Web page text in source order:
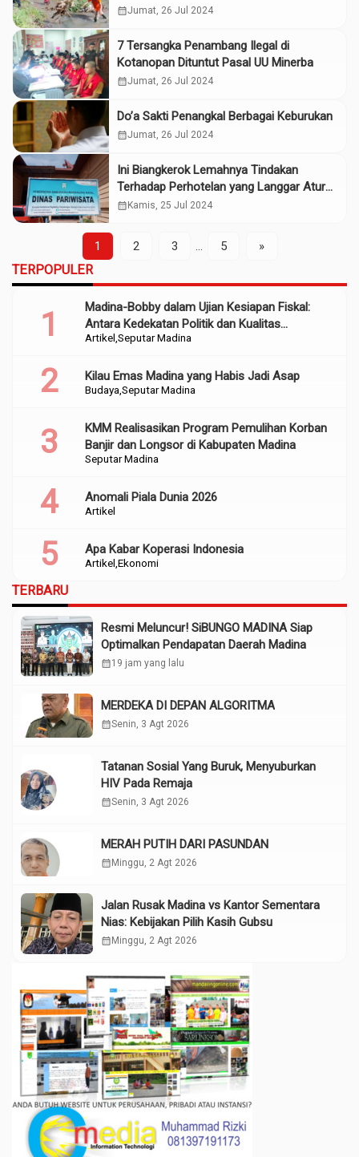
calendar_monthJumat, 26 Jul 2024
7 Tersangka Penambang Ilegal di
Kotanopan Dituntut Pasal UU Minerba
calendar_monthJumat, 26 Jul 2024
Do’a Sakti Penangkal Berbagai Keburukan
calendar_monthJumat, 26 Jul 2024
Ini Biangkerok Lemahnya Tindakan
Terhadap Perhotelan yang Langgar Aturan
di Madina
calendar_month Kamis, 25 Jul 2024
1 2 3 … 5 »
TERPOPULER
Artikel Seputar Madina
Madina-Bobby dalam Ujian Kesiapan Fiskal:
Antara Kedekatan Politik dan Kualitas
Perencanaan
Budaya Seputar Madina
Kilau Emas Madina yang Habis Jadi Asap
Seputar Madina
KMM Realisasikan Program Pemulihan Korban
Banjir dan Longsor di Kabupaten Madina
Artikel
Anomali Piala Dunia 2026
Artikel Ekonomi
Apa Kabar Koperasi Indonesia
TERBARU
Resmi Meluncur! SiBUNGO MADINA Siap
Optimalkan Pendapatan Daerah Madina
calendar_month19 jam yang lalu
MERDEKA DI DEPAN ALGORITMA
calendar_monthSenin, 3 Agt 2026
Tatanan Sosial Yang Buruk, Menyuburkan
HIV Pada Remaja
calendar_monthSenin, 3 Agt 2026
MERAH PUTIH DARI PASUNDAN
calendar_month Minggu, 2 Agt 2026
Jalan Rusak Madina vs Kantor Sementara
Nias: Kebijakan Pilih Kasih Gubsu
calendar_month Minggu, 2 Agt 2026